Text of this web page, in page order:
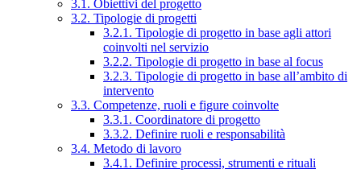
3.1. Obiettivi del progetto
3.2. Tipologie di progetti
3.2.1. Tipologie di progetto in base agli attori
coinvolti nel servizio
3.2.2. Tipologie di progetto in base al focus
3.2.3. Tipologie di progetto in base all’ambito di
intervento
3.3. Competenze, ruoli e figure coinvolte
3.3.1. Coordinatore di progetto
3.3.2. Definire ruoli e responsabilità
3.4. Metodo di lavoro
3.4.1. Definire processi, strumenti e rituali